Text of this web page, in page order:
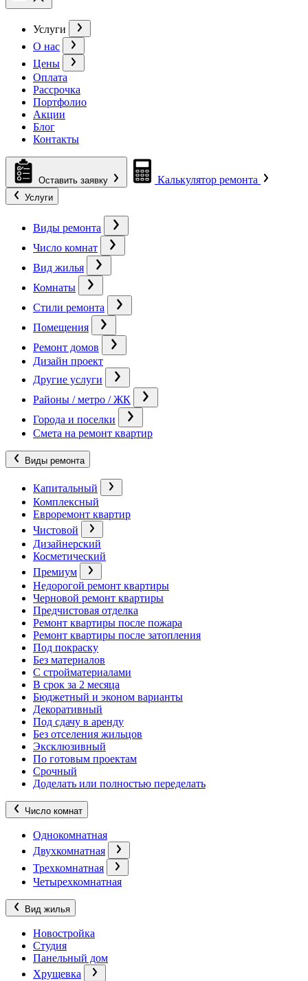
Услуги
О нас
Цены
Оплата
Рассрочка
Портфолио
Акции
Блог
Контакты
Оставить заявку Калькулятор ремонта
Услуги
Виды ремонта
Число комнат
Вид жилья
Комнаты
Стили ремонта
Помещения
Ремонт домов
Дизайн проект
Другие услуги
Районы / метро / ЖК
Города и поселки
Смета на ремонт квартир
Виды ремонта
Капитальный
Комплексный
Евроремонт квартир
Чистовой
Дизайнерский
Косметический
Премиум
Недорогой ремонт квартиры
Черновой ремонт квартиры
Предчистовая отделка
Ремонт квартиры после пожара
Ремонт квартиры после затопления
Под покраску
Без материалов
С стройматериалами
В срок за 2 месяца
Бюджетный и эконом варианты
Декоративный
Под сдачу в аренду
Без отселения жильцов
Эксклюзивный
По готовым проектам
Срочный
Доделать или полностью переделать
Число комнат
Однокомнатная
Двухкомнатная
Трехкомнатная
Четырехкомнатная
Вид жилья
Новостройка
Студия
Панельный дом
Хрущевка